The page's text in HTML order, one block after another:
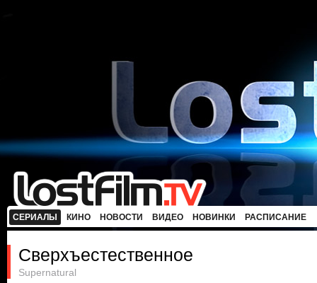
СЕРИАЛЫ КИНО НОВОСТИ ВИДЕО НОВИНКИ РАСПИСАНИЕ
Сверхъестественное
Supernatural